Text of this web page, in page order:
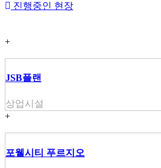
진행중인 현장
+
JSB플랜
상업시설
+
포웰시티 푸르지오